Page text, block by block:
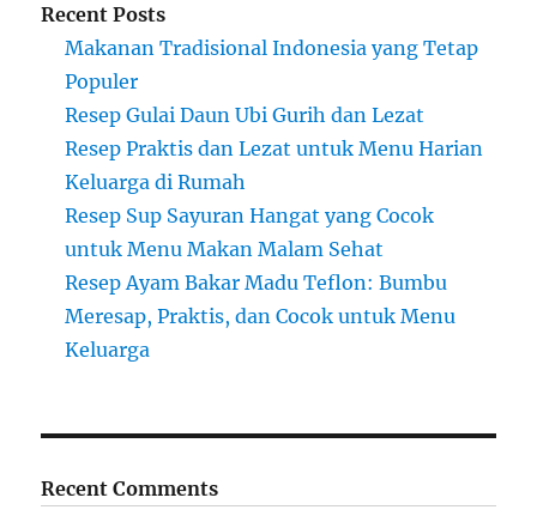
Recent Posts
Makanan Tradisional Indonesia yang Tetap
Populer
Resep Gulai Daun Ubi Gurih dan Lezat
Resep Praktis dan Lezat untuk Menu Harian
Keluarga di Rumah
Resep Sup Sayuran Hangat yang Cocok
untuk Menu Makan Malam Sehat
Resep Ayam Bakar Madu Teflon: Bumbu
Meresap, Praktis, dan Cocok untuk Menu
Keluarga
Recent Comments